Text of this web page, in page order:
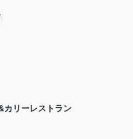
カリーレストラン